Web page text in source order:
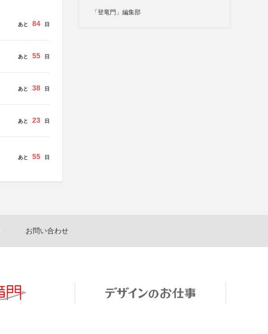
あと 84 日
あと 55 日
あと 38 日
あと 23 日
あと 55 日
「登竜門」編集部
お問い合わせ